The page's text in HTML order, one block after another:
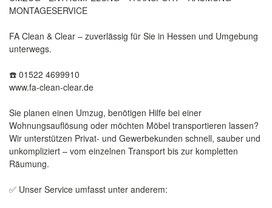
MONTAGESERVICE
FA Clean & Clear – zuverlässig für Sie in Hessen und Umgebung
unterwegs.
☎️ 01522 4699910
www.fa-clean-clear.de
Sie planen einen Umzug, benötigen Hilfe bei einer
Wohnungsauflösung oder möchten Möbel transportieren lassen?
Wir unterstützen Privat- und Gewerbekunden schnell, sauber und
unkompliziert – vom einzelnen Transport bis zur kompletten
Räumung.
✅ Unser Service umfasst unter anderem: